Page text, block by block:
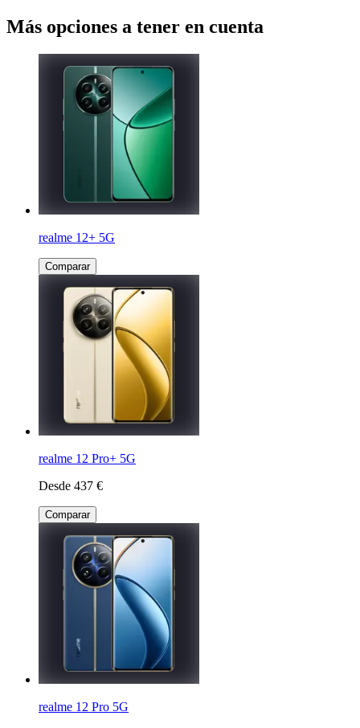
Más opciones a tener en cuenta
realme 12+ 5G
Comparar
realme 12 Pro+ 5G
Desde 437 €
Comparar
realme 12 Pro 5G